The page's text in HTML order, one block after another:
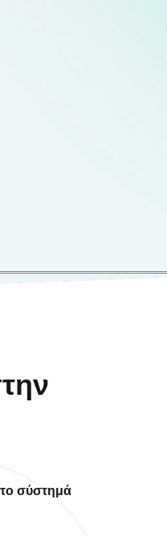
το σύστημά